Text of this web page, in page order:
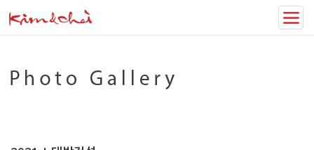
Photo Gallery